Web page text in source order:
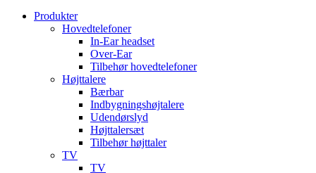
Produkter
Hovedtelefoner
In-Ear headset
Over-Ear
Tilbehør hovedtelefoner
Højttalere
Bærbar
Indbygningshøjtalere
Udendørslyd
Højttalersæt
Tilbehør højttaler
TV
TV